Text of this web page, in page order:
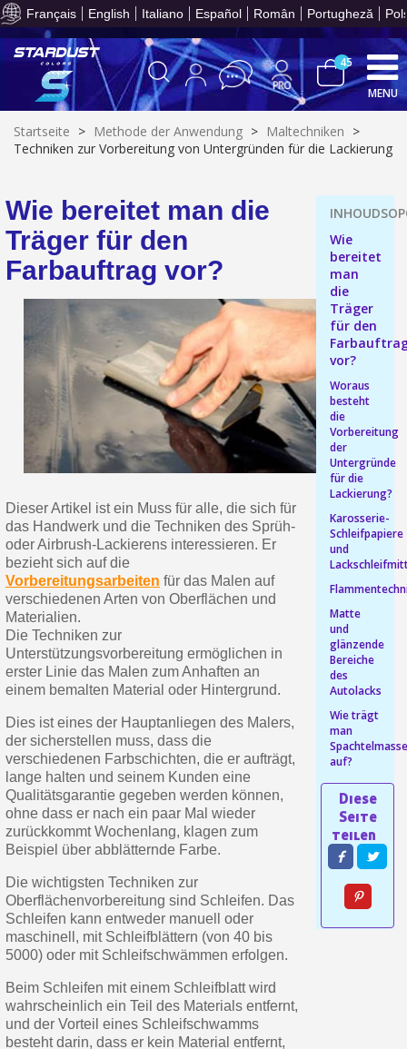
Français English Italiano Español Român Portugheză
Ihr Online-Angebot
Zahlung in 4x gebührenfrei
Ihr Online-Angebot
Teilen Sie Ihre Kreationen
Sammeln Sie mit
Rücksendung von
Rabatt von 5€ auf
10€ Einkaufsgutschein
Zahlung in 4x gebührenfrei
Ihr Online-Angebot
Teilen Sie Ihre Kreationen
Sammeln Sie mit
Rücksendung von
Rabatt von 5€ auf
10€ Einkaufsgutschein
10€ Einkaufsgutschein
Zahlung in 4x gebührenfrei
Ihr Online-Angebot
Teilen Sie Ihre Kreationen
Sammeln Sie mit
Rücksendung von
10€ Einkaufsgutschein
Zahlung in 4x gebührenfrei
45
MENU
Startseite > Methode der Anwendung > Maltechniken >
Techniken zur Vorbereitung von Untergründen für die Lackierung
Wie bereitet man die
Träger für den
Farbauftrag vor?
Dieser Artikel ist ein Muss für alle, die sich für
das Handwerk und die Techniken des Sprüh-
oder Airbrush-Lackierens interessieren. Er
bezieht sich auf die
Vorbereitungsarbeiten für das Malen auf
verschiedenen Arten von Oberflächen und
Materialien.
Die Techniken zur
Unterstützungsvorbereitung ermöglichen in
erster Linie das Malen zum Anhaften an
einem bemalten Material oder Hintergrund.
Dies ist eines der Hauptanliegen des Malers,
der sicherstellen muss, dass die
verschiedenen Farbschichten, die er aufträgt,
lange halten und seinem Kunden eine
Qualitätsgarantie gegeben werden können,
ohne dass er nach ein paar Mal wieder
zurückkommt Wochenlang, klagen zum
Beispiel über abblätternde Farbe.
Die wichtigsten Techniken zur
Oberflächenvorbereitung sind Schleifen. Das
Schleifen kann entweder manuell oder
maschinell, mit Schleifblättern (von 40 bis
5000) oder mit Schleifschwämmen erfolgen.
Beim Schleifen mit einem Schleifblatt wird
wahrscheinlich ein Teil des Materials entfernt,
und der Vorteil eines Schleifschwamms
besteht darin, dass er kein Material entfernt,
Wie
bereitet
man
die
Träger
für den
vor?
Woraus
besteht
die
Vorbereitung
der
Untergründe
für die
Lackierung?
Karosserie-
Schleifpapiere
und
Matte
und
glänzende
Bereiche
des
Autolacks
Wie trägt
man
auf?